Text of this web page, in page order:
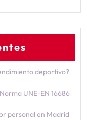
deportivo?
UNE-EN 16686
personal en Madrid